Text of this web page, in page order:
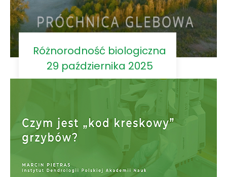
Różnorodność biologiczna
29 października 2025